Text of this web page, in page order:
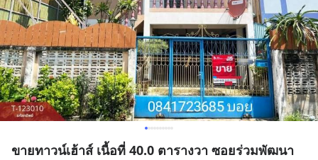
ขายทาวน์เฮ้าส์ เนื้อที่ 40.0 ตารางวา ซอยร่วมพัฒนา